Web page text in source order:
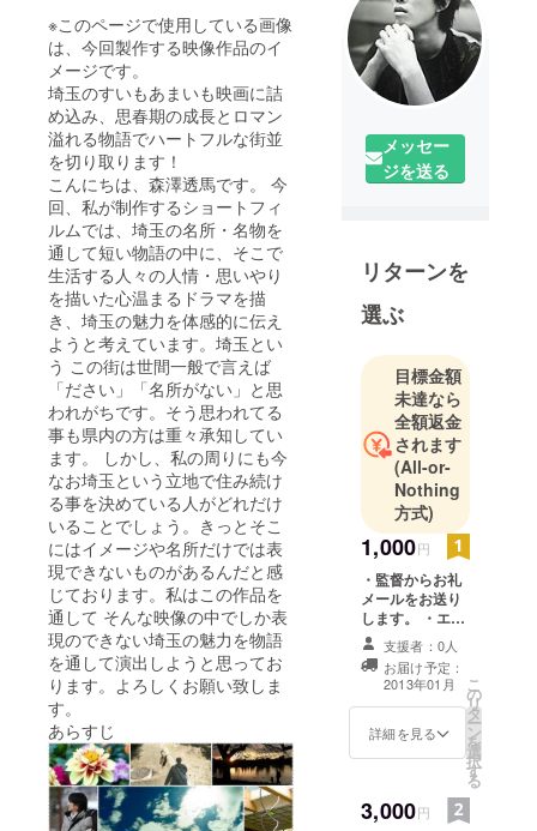
※このページで使用している画像
は、今回製作する映像作品のイ
メージです。
埼玉のすいもあまいも映画に詰
め込み、思春期の成長とロマン
溢れる物語でハートフルな街並
を切り取ります！
こんにちは、森澤透馬です。 今
回、私が制作するショートフィ
ルムでは、埼玉の名所・名物を
通して短い物語の中に、そこで
生活する人々の人情・思いやり
を描いた心温まるドラマを描
き、埼玉の魅力を体感的に伝え
ようと考えています。埼玉とい
う この街は世間一般で言えば
「ださい」「名所がない」と思
われがちです。そう思われてる
事も県内の方は重々承知してい
ます。 しかし、私の周りにも今
なお埼玉という立地で住み続け
る事を決めている人がどれだけ
いることでしょう。きっとそこ
にはイメージや名所だけでは表
現できないものがあるんだと感
じております。私はこの作品を
通して そんな映像の中でしか表
現のできない埼玉の魅力を物語
を通して演出しようと思ってお
ります。よろしくお願い致しま
す。
あらすじ
メッセー
ジを送る
リターンを
選ぶ
目標金額
未達なら
全額返金
されます
(All-or-
Nothing
方式)
1,000円
・監督からお礼
メールをお送り
します。 ・エン
ドクレジットに
お名前を記載い
たします。
支援者：0人
お届け予定：
2013年01月
詳細を見る
こ
の
リ
タ
ー
ン
を
選
択
す
る
3,000円